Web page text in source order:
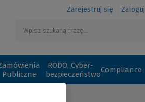
Zarejestruj się Zaloguj
Publiczne
RODO, Cyber-
bezpieczeństwoCompliance